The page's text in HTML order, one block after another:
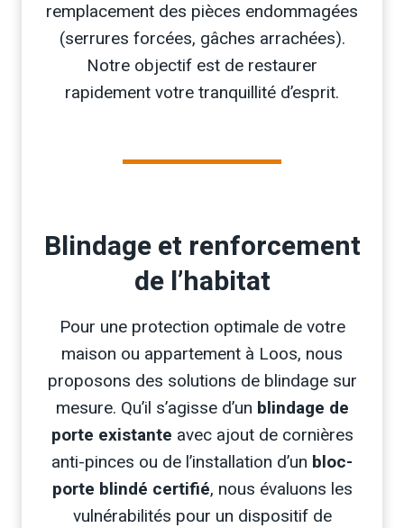
remplacement des pièces endommagées
(serrures forcées, gâches arrachées).
Notre objectif est de restaurer
rapidement votre tranquillité d’esprit.
Blindage et renforcement
de l’habitat
Pour une protection optimale de votre
maison ou appartement à Loos, nous
proposons des solutions de blindage sur
mesure. Qu’il s’agisse d’un blindage de
porte existante avec ajout de cornières
anti-pinces ou de l’installation d’un bloc-
porte blindé certifié, nous évaluons les
vulnérabilités pour un dispositif de